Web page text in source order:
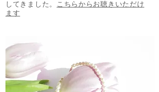
してきました。 こちらからお聴きいただけ
ます